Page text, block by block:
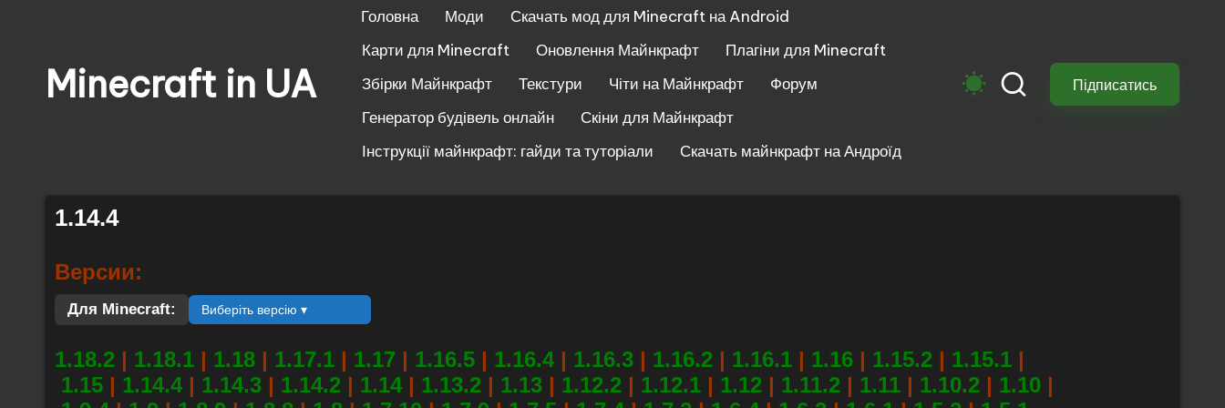
Minecraft in UA
Майнкрафт:
зброя,
техніка,
магія.
Завантажуй
моди
Головна Моди
Скачать мод для Minecraft на Android
Карти для Minecraft
Оновлення Майнкрафт
Плагіни для Minecraft
Збірки Майнкрафт
Текстури Чіти на Майнкрафт
Форум
Генератор будівель онлайн
Скіни для Майнкрафт
Інструкції майнкрафт: гайди та туторіали
Скачать майнкрафт на Андроїд
Підписатись
1.14.4
Версии:
Для Minecraft: Виберіть версію ▾
1.18.2 | 1.18.1 | 1.18 | 1.17.1 | 1.17 | 1.16.5 | 1.16.4 | 1.16.3 | 1.16.2 | 1.16.1 | 1.16 | 1.15.2 | 1.15.1 |
1.15 | 1.14.4 | 1.14.3 | 1.14.2 | 1.14 | 1.13.2 | 1.13 | 1.12.2 | 1.12.1 | 1.12 | 1.11.2 | 1.11 | 1.10.2 | 1.10 |